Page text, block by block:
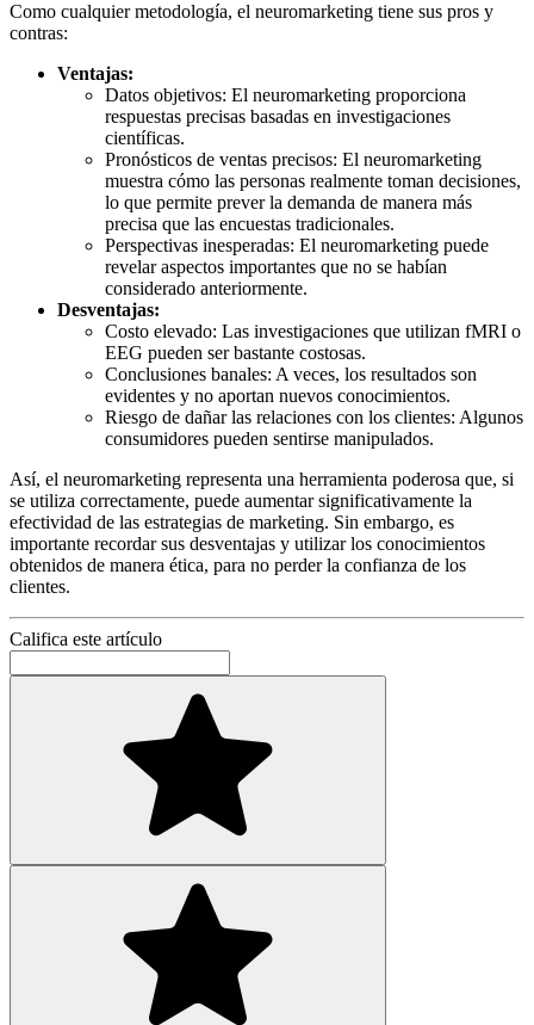
Como cualquier metodología, el neuromarketing tiene sus pros y
contras:
Ventajas:
Datos objetivos: El neuromarketing proporciona
respuestas precisas basadas en investigaciones
científicas.
Pronósticos de ventas precisos: El neuromarketing
muestra cómo las personas realmente toman decisiones,
lo que permite prever la demanda de manera más
precisa que las encuestas tradicionales.
Perspectivas inesperadas: El neuromarketing puede
revelar aspectos importantes que no se habían
considerado anteriormente.
Desventajas:
Costo elevado: Las investigaciones que utilizan fMRI o
EEG pueden ser bastante costosas.
Conclusiones banales: A veces, los resultados son
evidentes y no aportan nuevos conocimientos.
Riesgo de dañar las relaciones con los clientes: Algunos
consumidores pueden sentirse manipulados.
Así, el neuromarketing representa una herramienta poderosa que, si
se utiliza correctamente, puede aumentar significativamente la
efectividad de las estrategias de marketing. Sin embargo, es
importante recordar sus desventajas y utilizar los conocimientos
obtenidos de manera ética, para no perder la confianza de los
clientes.
Califica este artículo